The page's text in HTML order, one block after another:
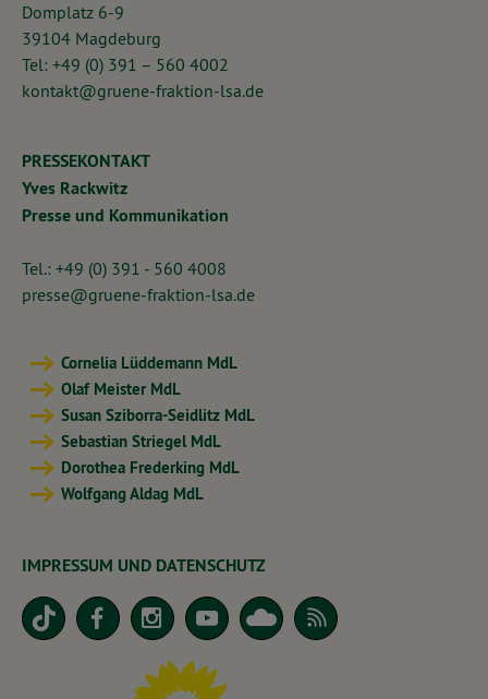
Domplatz 6-9
39104 Magdeburg
Tel: +49 (0) 391 – 560 4002
kontakt@gruene-fraktion-lsa.de
PRESSEKONTAKT
Yves Rackwitz
Presse und Kommunikation
Tel.: +49 (0) 391 - 560 4008
presse@gruene-fraktion-lsa.de
Cornelia Lüddemann MdL
Olaf Meister MdL
Susan Sziborra-Seidlitz MdL
Sebastian Striegel MdL
Dorothea Frederking MdL
Wolfgang Aldag MdL
IMPRESSUM UND DATENSCHUTZ